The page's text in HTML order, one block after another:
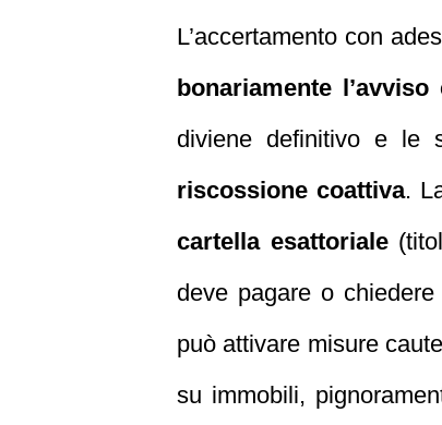
L’accertamento con
bonariamente
diviene definitivo e le
riscossione coattiva.
cartella esattoriale
deve pagare o
può attivare misure
su immobili,